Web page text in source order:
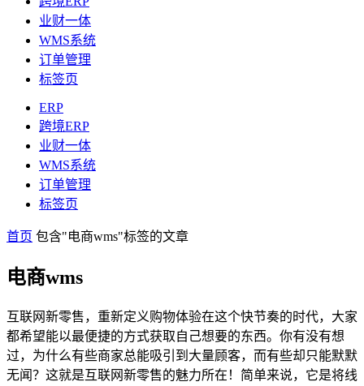
业财一体
WMS系统
订单管理
标签页
ERP
跨境ERP
业财一体
WMS系统
订单管理
标签页
首页 包含"电商wms"标签的文章
电商wms
互联网新零售，重新定义购物体验在这个快节奏的时代，大家
都希望能以最便捷的方式获取自己想要的东西。你有没有想
过，为什么有些商家总能吸引到大量顾客，而有些却只能默默
无闻？这就是互联网新零售的魅力所在！简单来说，它是将线